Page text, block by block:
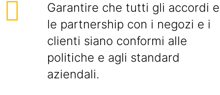
Garantire che tutti gli accordi e
le partnership con i negozi e i
clienti siano conformi alle
politiche e agli standard
aziendali.